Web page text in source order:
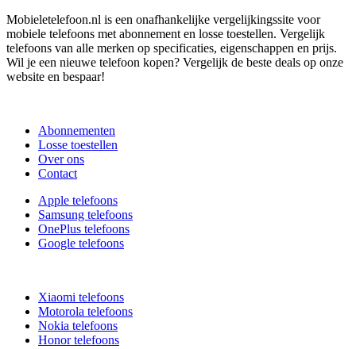
Mobieletelefoon.nl is een onafhankelijke vergelijkingssite voor
mobiele telefoons met abonnement en losse toestellen. Vergelijk
telefoons van alle merken op specificaties, eigenschappen en prijs.
Wil je een nieuwe telefoon kopen? Vergelijk de beste deals op onze
website en bespaar!
Abonnementen
Losse toestellen
Over ons
Contact
Apple telefoons
Samsung telefoons
OnePlus telefoons
Google telefoons
Xiaomi telefoons
Motorola telefoons
Nokia telefoons
Honor telefoons